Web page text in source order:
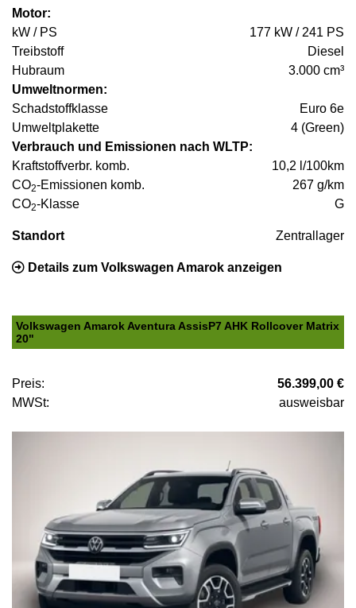
Motor:
kW / PS
177 kW / 241 PS
Treibstoff
Diesel
Hubraum
3.000 cm³
Umweltnormen:
Schadstoffklasse
Euro 6e
Umweltplakette
4 (Green)
Verbrauch und Emissionen nach WLTP:
Kraftstoffverbr. komb.
10,2 l/100km
CO2-Emissionen komb.
267 g/km
CO2-Klasse G
Standort Zentrallager
Details zum Volkswagen Amarok anzeigen
Volkswagen Amarok Aventura AssisP7 AHK Rollcover Matrix
20"
Preis:
56.399,00 €
MWSt:
ausweisbar